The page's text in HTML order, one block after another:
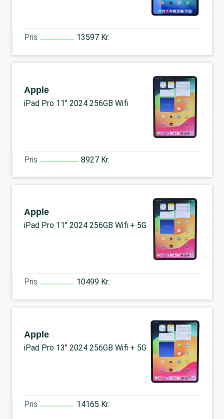
Pris 13597 Kr.
Apple
iPad Pro 11" 2024 256GB Wifi
Pris 8927 Kr.
Apple
iPad Pro 11" 2024 256GB Wifi + 5G
Pris 10499 Kr.
Apple
iPad Pro 13" 2024 256GB Wifi + 5G
Pris 14165 Kr.